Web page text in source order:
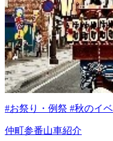
#お祭り・例祭 #秋のイ
仲町参番山車紹介